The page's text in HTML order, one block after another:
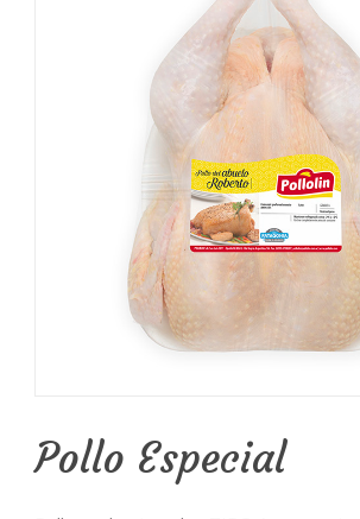
Pollo Especial